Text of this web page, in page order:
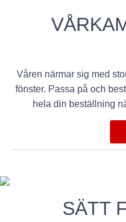
Våren närmar sig med
fönster. Passa på och
hela din beställning
SÄTT